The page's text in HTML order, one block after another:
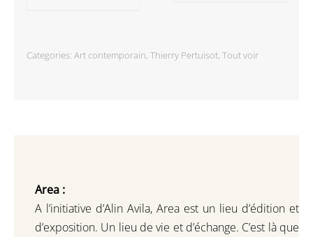
Categories: Art contemporain, Thierry Pertuisot, Tout voir
Area :
A l’initiative d’Alin Avila, Area est un lieu d’édition et
d’exposition. Un lieu de vie et d’échange. C’est là que